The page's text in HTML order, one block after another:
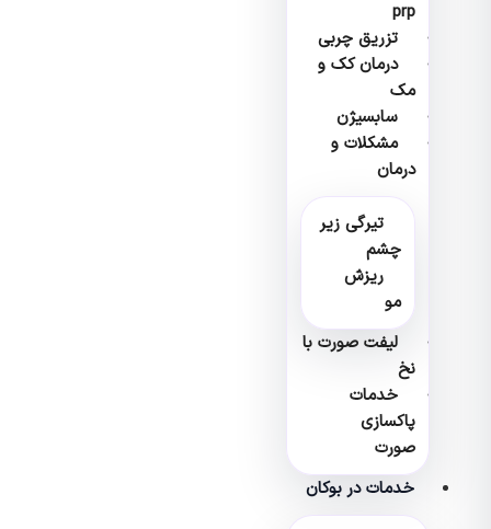
تزریق چربی
درمان کک و
مک
سابسیژن
مشکلات و
درمان
تیرگی زیر
چشم
ریزش
لیفت صورت با
خدمات
پاکسازی
صورت
خدمات در بوکان